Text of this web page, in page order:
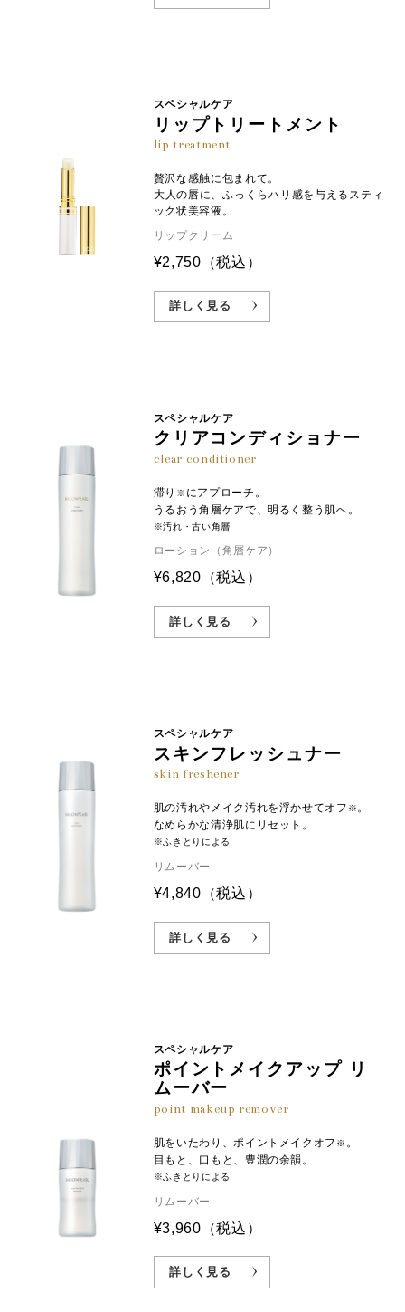
スペシャルケア
リップトリートメント
lip treatment
贅沢な感触に包まれて。
大人の唇に、ふっくらハリ感を与えるスティ
ック状美容液。
リップクリーム
¥2,750 （税込）
詳しく見る
スペシャルケア
クリアコンディショナー
clear conditioner
滞り ※ にアプローチ。
うるおう角層ケアで、明るく整う肌へ。
※汚れ・古い角層
ローション（角層ケア）
¥6,820 （税込）
詳しく見る
スペシャルケア
スキンフレッシュナー
skin freshener
肌の汚れやメイク汚れを浮かせてオフ ※ 。
なめらかな清浄肌にリセット。
※ふきとりによる
リムーバー
¥4,840 （税込）
詳しく見る
スペシャルケア
ポイントメイクアップ リ
ムーバー
point makeup remover
肌をいたわり、ポイントメイクオフ ※ 。
目もと、口もと、豊潤の余韻。
※ふきとりによる
リムーバー
¥3,960 （税込）
詳しく見る